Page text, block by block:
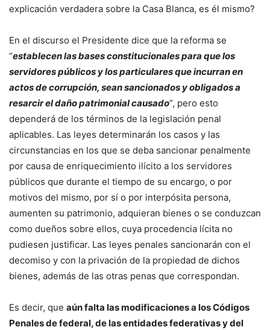
explicación verdadera sobre la Casa Blanca, es él mismo?
En el discurso el Presidente dice que la reforma se
“establecen las bases constitucionales para que los
servidores públicos y los particulares que incurran en
actos de corrupción, sean sancionados y obligados a
resarcir el daño patrimonial causado”, pero esto
dependerá de los términos de la legislación penal
aplicables. Las leyes determinarán los casos y las
circunstancias en los que se deba sancionar penalmente
por causa de enriquecimiento ilícito a los servidores
públicos que durante el tiempo de su encargo, o por
motivos del mismo, por sí o por interpósita persona,
aumenten su patrimonio, adquieran bienes o se conduzcan
como dueños sobre ellos, cuya procedencia lícita no
pudiesen justificar. Las leyes penales sancionarán con el
decomiso y con la privación de la propiedad de dichos
bienes, además de las otras penas que correspondan.
Es decir, que aún falta las modificaciones a los Códigos
Penales de federal, de las entidades federativas y del